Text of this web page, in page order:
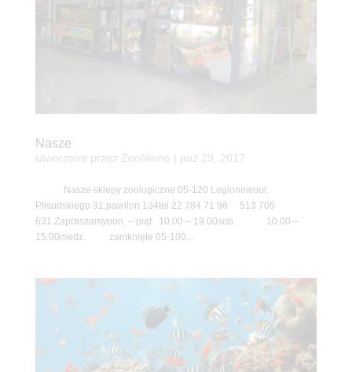
Nasze
utworzone przez ZooNemo paź 29, 2017
Nasze sklepy zoologiczne 05-120 Legionowoul.
Piłsudskiego 31,pawilon 134tel 22 784 71 96 513 705
631 Zapraszamypon. – piąt. 10.00 – 19.00sob. 10.00 –
15.00niedz. zamknięte 05-100...